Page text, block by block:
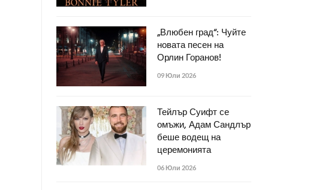
„Влюбен град“: Чуйте
новата песен на
Орлин Горанов!
09 Юли 2026
Тейлър Суифт се
омъжи, Адам Сандлър
беше водещ на
церемонията
06 Юли 2026